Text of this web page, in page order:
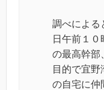
調べによる
日午前１
の最高幹部
目的で宜
の自宅に仲